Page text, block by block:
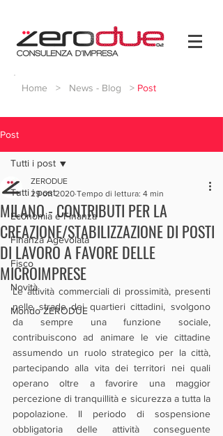
Home > News - Blog > Post
Post
Tutti i post
Economia e Finanza
Finanza Agevolata
Fisco
Novità
Mondo ZERODUE
Tutti i post
MILANO - CONTRIBUTI PER LA
CREAZIONE/STABILIZZAZIONE DI POSTI
DI LAVORO A FAVORE DELLE
MICROIMPRESE
ZERODUE
29 ott 2020 Tempo di lettura: 4 min
Le attività commerciali di prossimità, presenti
nelle strade dei quartieri cittadini, svolgono
da sempre una funzione sociale,
contribuiscono ad animare le vie cittadine
assumendo un ruolo strategico per la città,
partecipando alla vita dei territori nei quali
operano oltre a favorire una maggior
percezione di tranquillità e sicurezza a tutta la
popolazione. Il periodo di sospensione
obbligatoria delle attività conseguente